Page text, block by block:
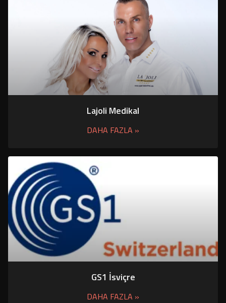
Lajoli Medikal
DAHA FAZLA »
GS1 İsviçre
DAHA FAZLA »